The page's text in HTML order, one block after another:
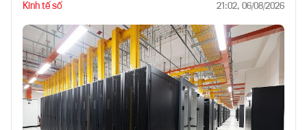
Kinh tế số 21:02, 06/08/2026